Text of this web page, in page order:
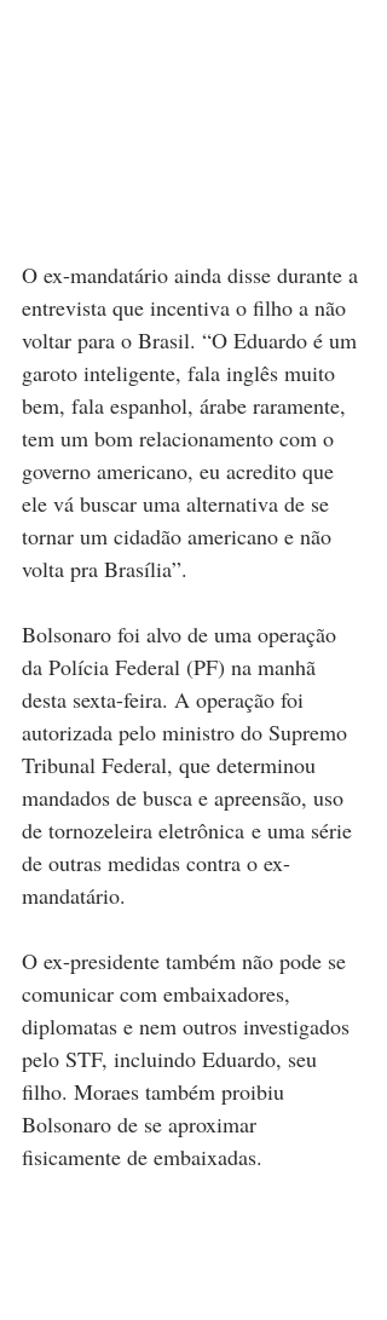
O ex-mandatário ainda disse durante a
entrevista que incentiva o filho a não
voltar para o Brasil. “O Eduardo é um
garoto inteligente, fala inglês muito
bem, fala espanhol, árabe raramente,
tem um bom relacionamento com o
governo americano, eu acredito que
ele vá buscar uma alternativa de se
tornar um cidadão americano e não
volta pra Brasília”.
Bolsonaro foi alvo de uma operação
da Polícia Federal (PF) na manhã
desta sexta-feira. A operação foi
autorizada pelo ministro do Supremo
Tribunal Federal, que determinou
mandados de busca e apreensão, uso
de tornozeleira eletrônica e uma série
de outras medidas contra o ex-
mandatário.
O ex-presidente também não pode se
comunicar com embaixadores,
diplomatas e nem outros investigados
pelo STF, incluindo Eduardo, seu
filho. Moraes também proibiu
Bolsonaro de se aproximar
fisicamente de embaixadas.